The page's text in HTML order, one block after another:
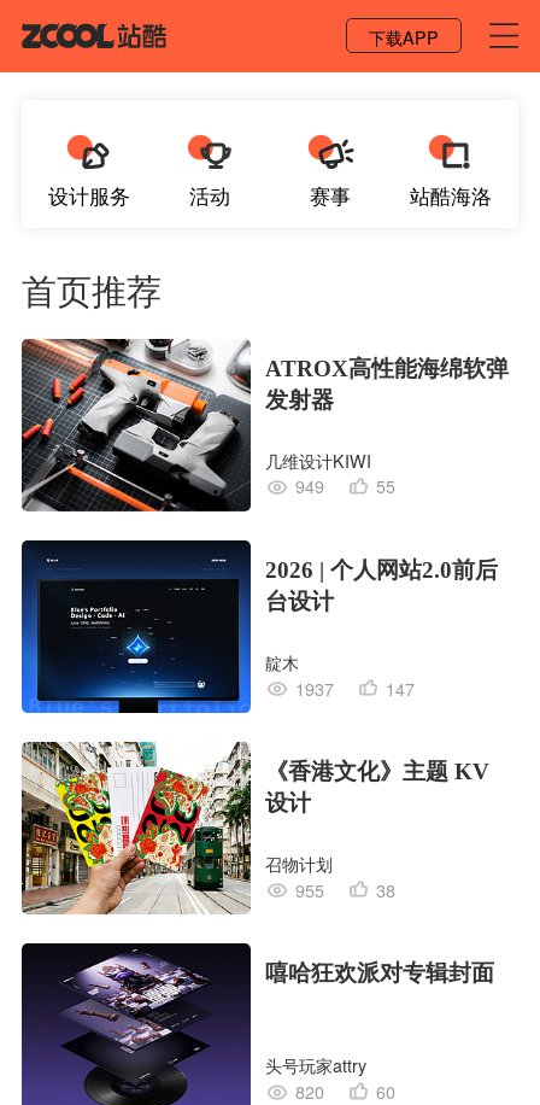
下载APP
设计服务 活动 赛事 站酷海洛
首页推荐
ATROX高性能海绵软弹
发射器
几维设计KIWI
949
55
2026 | 个人网站2.0前后
台设计
靛木
1937
147
《香港文化》主题 KV
设计
召物计划
955
38
嘻哈狂欢派对专辑封面
头号玩家attry
820
60